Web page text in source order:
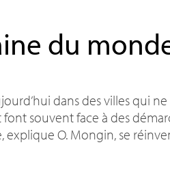
du
dans des villes qui
souvent face à des
O. Mongin, se